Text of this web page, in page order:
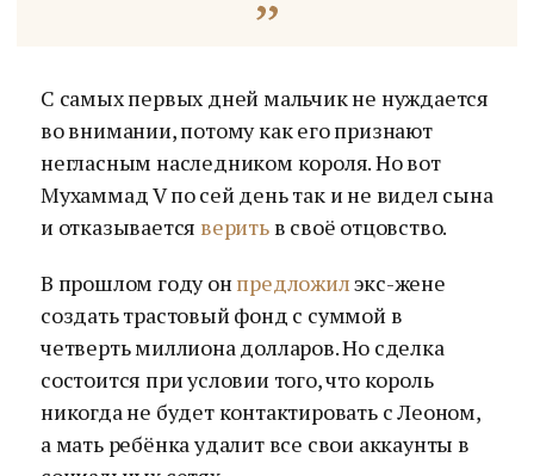
С самых первых дней мальчик не нуждается
во внимании, потому как его признают
негласным наследником короля. Но вот
Мухаммад V по сей день так и не видел сына
и отказывается веритьв своё отцовство.
В прошлом году он предложилэкс-жене
создать трастовый фонд с суммой в
четверть миллиона долларов. Но сделка
состоится при условии того, что король
никогда не будет контактировать с Леоном,
а мать ребёнка удалит все свои аккаунты в